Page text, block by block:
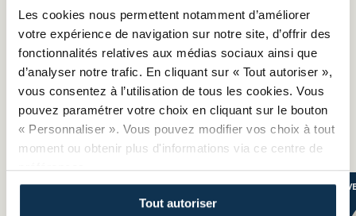
Les cookies nous permettent notamment d’améliorer
votre expérience de navigation sur notre site, d’offrir des
fonctionnalités relatives aux médias sociaux ainsi que
d’analyser notre trafic. En cliquant sur « Tout autoriser »,
vous consentez à l’utilisation de tous les cookies. Vous
pouvez paramétrer votre choix en cliquant sur le bouton
« Personnaliser ». Vous pouvez modifier vos choix à tout
moment ou obtenir plus d'informations via ce centre de
préférences.
Tout autoriser
se lancer dans la formation TEAVA (Technicienne Experte
Après-Vente Automobile), un Certificat de Qualification
Professionnelle spécifique à BMW. Ensuite, elle voudrait
intégrer une marque d’automobiles de prestige et gravir
les échelons et devenir Directrice Après-Vente. L’objectif
final et idéal serait de créer son propre garage.
Découvrez nos portraits d'Apprentis
NOUVEAU